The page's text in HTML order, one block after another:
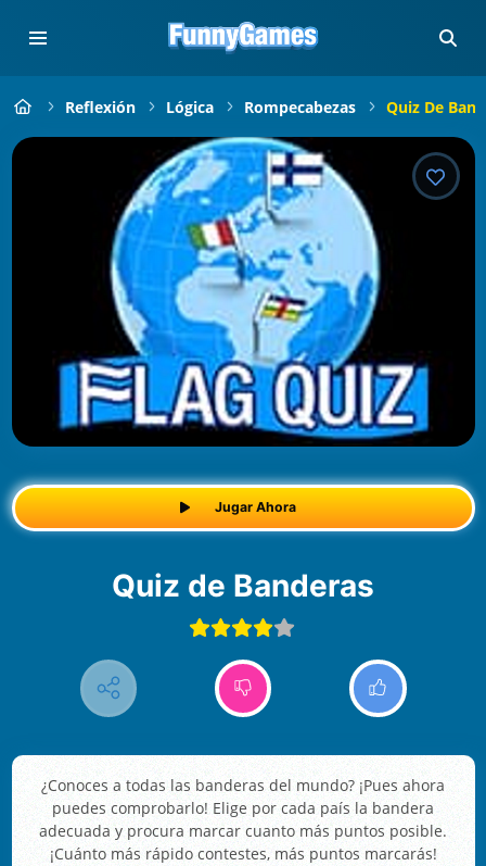
Reflexión Lógica Rompecabezas Quiz De
Jugar Ahora
Quiz de Banderas
¿Conoces a todas las banderas del mundo? ¡Pues ahora
puedes comprobarlo! Elige por cada país la bandera
adecuada y procura marcar cuanto más puntos posible.
¡Cuánto más rápido contestes, más puntos marcarás!